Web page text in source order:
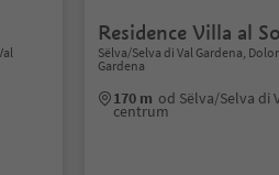
Residence Villa al
Sëlva/Selva di Val Gardena,
Gardena
170 m od Sëlva/Selva di
centrum